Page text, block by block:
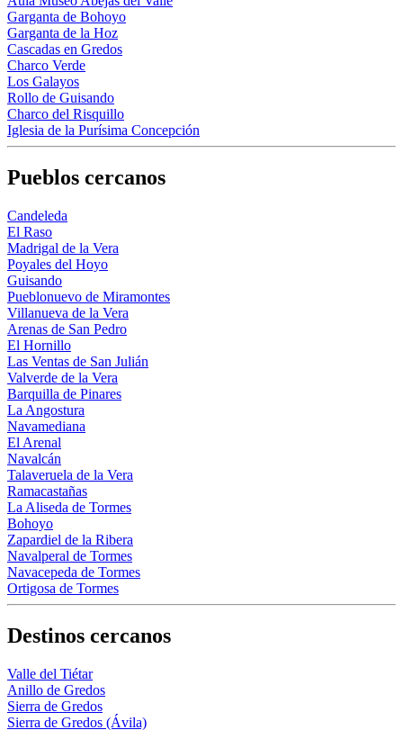
Garganta de Bohoyo
Garganta de la Hoz
Cascadas en Gredos
Charco Verde
Los Galayos
Rollo de Guisando
Charco del Risquillo
Iglesia de la Purísima Concepción
Pueblos cercanos
Candeleda
El Raso
Madrigal de la Vera
Poyales del Hoyo
Guisando
Pueblonuevo de Miramontes
Villanueva de la Vera
Arenas de San Pedro
El Hornillo
Las Ventas de San Julián
Valverde de la Vera
Barquilla de Pinares
La Angostura
Navamediana
El Arenal
Navalcán
Talaveruela de la Vera
Ramacastañas
La Aliseda de Tormes
Bohoyo
Zapardiel de la Ribera
Navalperal de Tormes
Navacepeda de Tormes
Ortigosa de Tormes
Destinos cercanos
Valle del Tiétar
Anillo de Gredos
Sierra de Gredos
Sierra de Gredos (Ávila)